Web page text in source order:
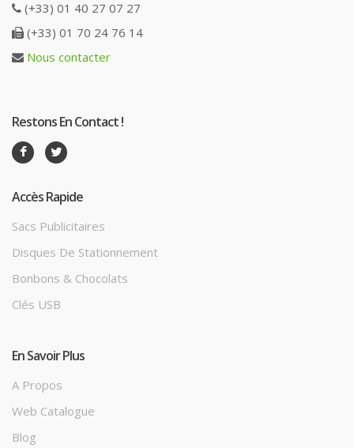
(+33) 01 40 27 07 27
(+33) 01 70 24 76 14
Nous contacter
Restons En Contact !
Accès Rapide
Sacs Publicitaires
Disques De Stationnement
Bonbons & Chocolats
Clés USB
En Savoir Plus
A Propos
Web Catalogue
Blog